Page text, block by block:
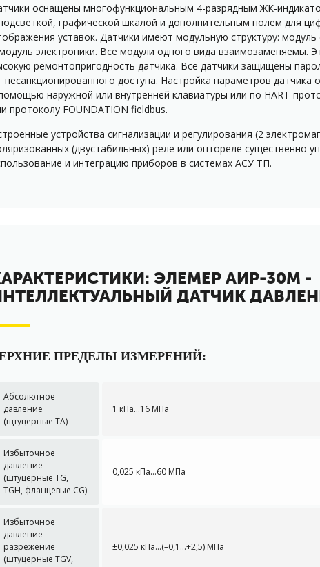
оснащены многофункциональным 4-разрядным ЖК-
графической шкалой и дополнительным полем для
уставок. Датчики имеют модульную структуру: модуль
электроники. Все модули одного вида взаимозаменяемы.
ремонтопригодность датчика. Все датчики защищены
несанкционированного доступа. Настройка параметров датчика
наружной или внутренней клавиатуры или по HART-
протоколу FOUNDATION fieldbus.
устройства сигнализации и регулирования (2
(двустабильных) реле или оптореле существенно
и интеграцию приборов в системах АСУ ТП.
ЭЛЕМЕР АИР-30М -
ДАТЧИК
ПРЕДЕЛЫ ИЗМЕРЕНИЙ:
Абсолютное
давление
(щтуцерные ТА)
1 кПа…16 МПа
Избыточное
давление
(штуцерные TG,
TGH, фланцевые CG)
0,025 кПа…60 МПа
Избыточное
давление-
разрежение
(штуцерные TGV,
±0,025 кПа…(–0,1…+2,5) МПа